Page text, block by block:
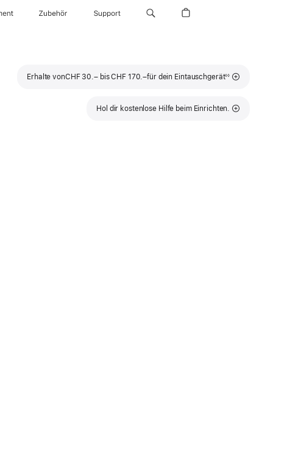
Zubehör Support
Erhalte vonCHF 30.– bis CHF 170.–für dein Eintauschgerät
Fußnote
◊◊
Hol dir kostenlose Hilfe beim Einrichten.